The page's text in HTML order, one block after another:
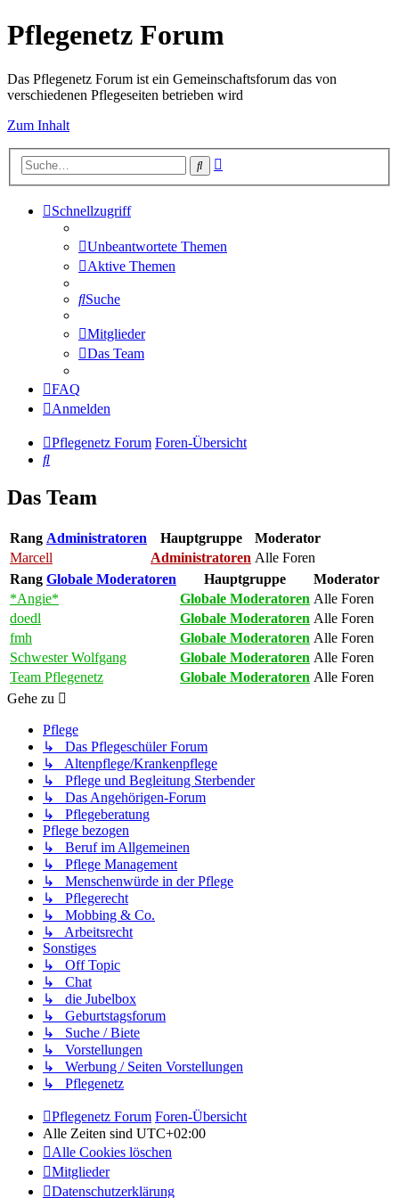
Pflegenetz Forum
Das Pflegenetz Forum ist ein Gemeinschaftsforum das von
verschiedenen Pflegeseiten betrieben wird
Zum Inhalt
Suche
Schnellzugriff
Unbeantwortete Themen
Aktive Themen
Suche
Mitglieder
Das Team
FAQ
Anmelden
Pflegenetz Forum Foren-Übersicht
Suche
Das Team
Rang Administratoren Hauptgruppe
Moderator
Marcell
Administratoren Alle Foren
Rang Globale Moderatoren Hauptgruppe
Moderator
*Angie*
Globale Moderatoren Alle Foren
doedl
Globale Moderatoren Alle Foren
fmh
Globale Moderatoren Alle Foren
Schwester Wolfgang
Globale Moderatoren Alle Foren
Team Pflegenetz
Globale Moderatoren Alle Foren
Gehe zu
Pflege
↳ Das Pflegeschüler Forum
↳ Altenpflege/Krankenpflege
↳ Pflege und Begleitung Sterbender
↳ Das Angehörigen-Forum
↳ Pflegeberatung
Pflege bezogen
↳ Beruf im Allgemeinen
↳ Pflege Management
↳ Menschenwürde in der Pflege
↳ Pflegerecht
↳ Mobbing & Co.
↳ Arbeitsrecht
Sonstiges
↳ Off Topic
↳ Chat
↳ die Jubelbox
↳ Geburtstagsforum
↳ Suche / Biete
↳ Vorstellungen
↳ Werbung / Seiten Vorstellungen
↳ Pflegenetz
Pflegenetz Forum Foren-Übersicht
Alle Zeiten sind UTC+02:00
Alle Cookies löschen
Mitglieder
Datenschutzerklärung